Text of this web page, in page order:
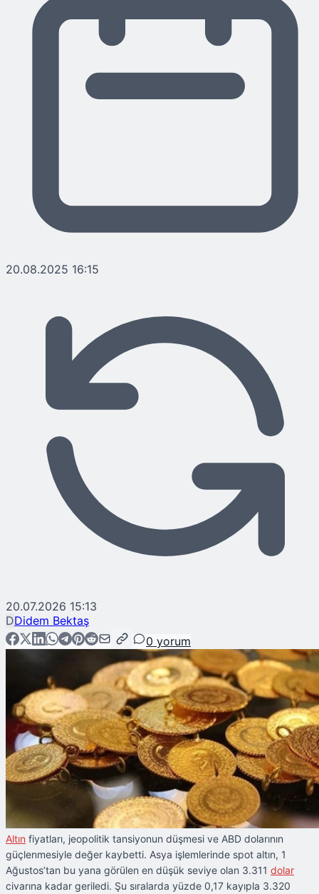
20.08.2025 16:15
20.07.2026 15:13
DDidem Bektaş
0 yorum
Altın fiyatları, jeopolitik tansiyonun düşmesi ve ABD dolarının
güçlenmesiyle değer kaybetti. Asya işlemlerinde spot altın, 1
Ağustos’tan bu yana görülen en düşük seviye olan 3.311 dolar
civarına kadar geriledi. Şu sıralarda yüzde 0,17 kayıpla 3.320